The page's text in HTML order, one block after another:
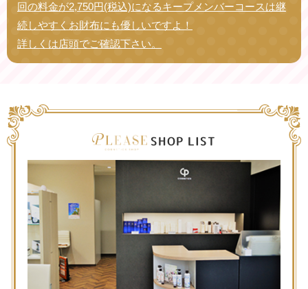
回の料金が2,750円(税込)になるキープメンバーコースは継
続しやすくお財布にも優しいですよ！
詳しくは店頭でご確認下さい。
SHOP LIST